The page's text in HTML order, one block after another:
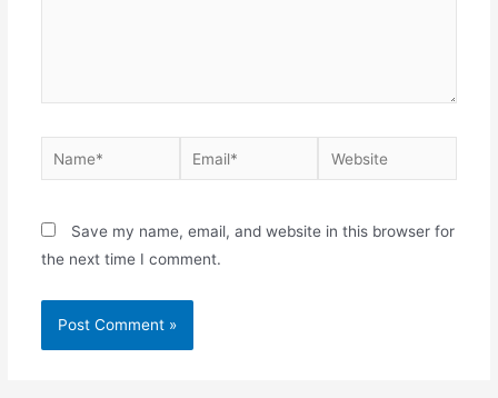
Name* Email* Website
Save my name, email, and website in this browser for
the next time I comment.